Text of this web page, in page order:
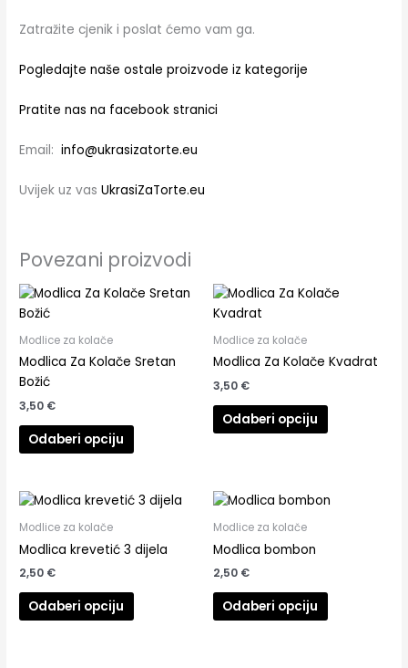
Zatražite cjenik i poslat ćemo vam ga.
Pogledajte naše ostale proizvode iz kategorije
Pratite nas na facebook stranici
Email:info@ukrasizatorte.eu
Uvijek uz vasUkrasiZaTorte.eu
Povezani proizvodi
Modlice za kolače
Modlica Za Kolače Sretan
Božić
3,50 €
Odaberi opciju
Modlice za kolače
Modlica Za Kolače Kvadrat
3,50 €
Odaberi opciju
Modlice za kolače
Modlica krevetić 3 dijela
2,50 €
Odaberi opciju
Modlice za kolače
Modlica bombon
2,50 €
Odaberi opciju